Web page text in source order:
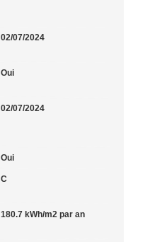
02/07/2024
Oui
02/07/2024
Oui
C
180.7 kWh/m2 par an